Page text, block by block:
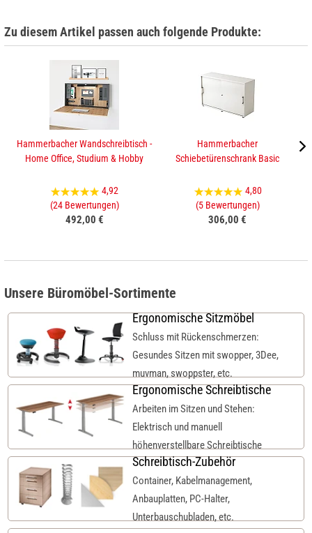
Zu diesem Artikel passen auch folgende Produkte:
Hammerbacher Wandschreibtisch -
Home Office, Studium & Hobby
4,92
(24 Bewertungen)
492,00 €
Hammerbacher
Schiebetürenschrank Basic
4,80
(5 Bewertungen)
306,00 €
Unsere Büromöbel-Sortimente
Ergonomische Sitzmöbel
Schluss mit Rückenschmerzen:
Gesundes Sitzen mit swopper, 3Dee,
muvman, swoppster, etc.
Ergonomische Schreibtische
Arbeiten im Sitzen und Stehen:
Elektrisch und manuell
höhenverstellbare Schreibtische
Schreibtisch-Zubehör
Container, Kabelmanagement,
Anbauplatten, PC-Halter,
Unterbauschubladen, etc.